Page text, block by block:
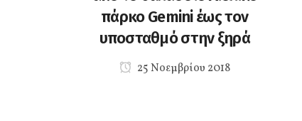
πάρκο Gemini έως τον
υποσταθμό στην ξηρά
25 Νοεμβρίου 2018